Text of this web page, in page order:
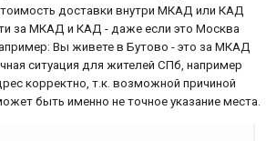
доставки внутри МКАД или КАД
за МКАД и КАД - даже если это Москва
Вы живете в Бутово - это за МКАД
ситуация для жителей СПб, например
корректно, т.к. возможной причиной
быть именно не точное указание места.